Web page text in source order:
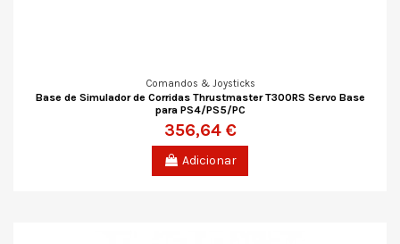
Comandos & Joysticks
Base de Simulador de Corridas Thrustmaster T300RS Servo Base
para PS4/PS5/PC
356,64 €
Adicionar